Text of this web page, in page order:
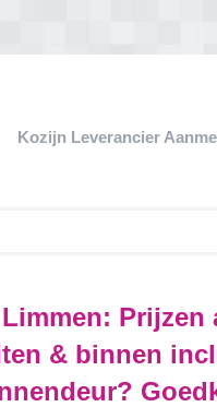
Kozijn Leverancier
Prijzen
& binnen